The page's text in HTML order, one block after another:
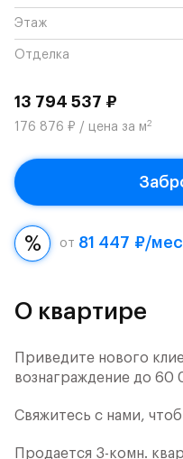
Этаж
Отделка
13 794 537 ₽
176 876 ₽ / цена за м2
от 81 447 ₽/
О квартире
Приведите нового
вознаграждение до 60
Свяжитесь с нами,
Продается 3-комн.